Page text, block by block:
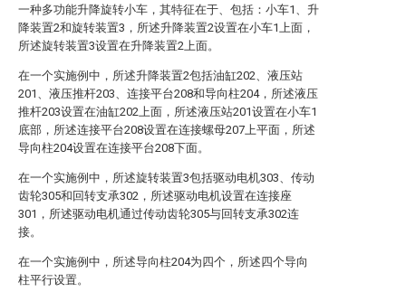
一种多功能升降旋转小车，其特征在于、包括：小车1、升
降装置2和旋转装置3，所述升降装置2设置在小车1上面，
所述旋转装置3设置在升降装置2上面。
在一个实施例中，所述升降装置2包括油缸202、液压站
201、液压推杆203、连接平台208和导向柱204，所述液压
推杆203设置在油缸202上面，所述液压站201设置在小车1
底部，所述连接平台208设置在连接螺母207上平面，所述
导向柱204设置在连接平台208下面。
在一个实施例中，所述旋转装置3包括驱动电机303、传动
齿轮305和回转支承302，所述驱动电机设置在连接座
301，所述驱动电机通过传动齿轮305与回转支承302连
接。
在一个实施例中，所述导向柱204为四个，所述四个导向
柱平行设置。